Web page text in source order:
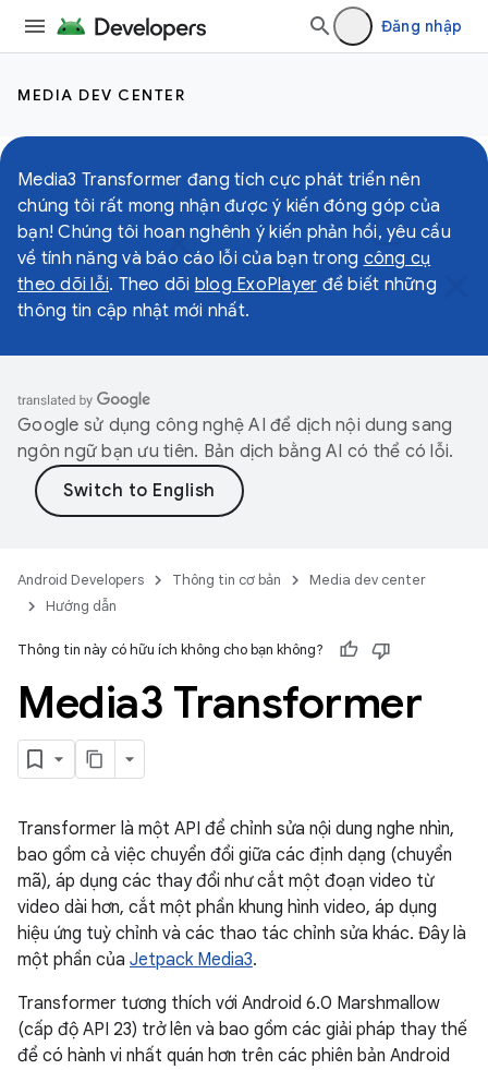
Đăng nhập
MEDIA DEV CENTER
Media3 Transformer đang tích cực phát triển nên
chúng tôi rất mong nhận được ý kiến đóng góp của
bạn! Chúng tôi hoan nghênh ý kiến phản hồi, yêu cầu
về tính năng và báo cáo lỗi của bạn trong công cụ
theo dõi lỗi. Theo dõi blog ExoPlayer để biết những
thông tin cập nhật mới nhất.
Google sử dụng công nghệ AI để dịch nội dung sang
ngôn ngữ bạn ưu tiên. Bản dịch bằng AI có thể có lỗi.
Android Developers Thông tin cơ bản
Media dev center
Hướng dẫn
Thông tin này có hữu ích không cho bạn không?
Media3 Transformer
Transformer là một API để chỉnh sửa nội dung nghe nhìn,
bao gồm cả việc chuyển đổi giữa các định dạng (chuyển
mã), áp dụng các thay đổi như cắt một đoạn video từ
video dài hơn, cắt một phần khung hình video, áp dụng
hiệu ứng tuỳ chỉnh và các thao tác chỉnh sửa khác. Đây là
một phần của Jetpack Media3.
Transformer tương thích với Android 6.0 Marshmallow
(cấp độ API 23) trở lên và bao gồm các giải pháp thay thế
để có hành vi nhất quán hơn trên các phiên bản Android